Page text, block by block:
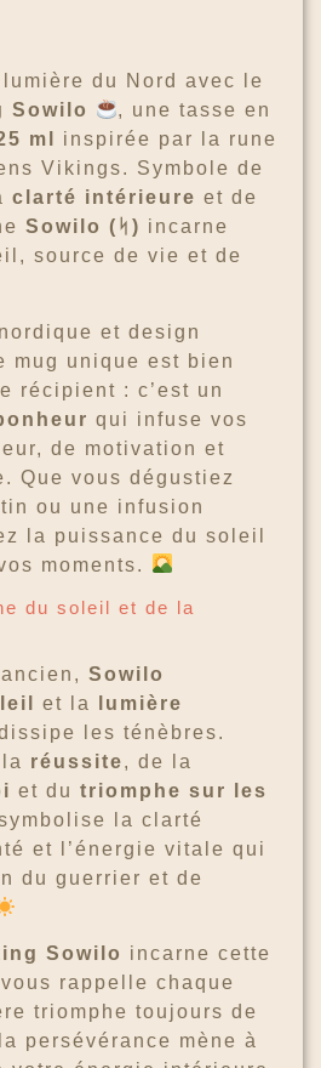
du Nord avec le
Sowilo
, une tasse en
ml
inspirée par la rune
Vikings. Symbole de
clarté intérieure et de
Sowilo (ᛋ) incarne
source de vie et de
et design
mug unique est bien
récipient : c’est un
qui infuse vos
de motivation et
Que vous dégustiez
ou une infusion
la puissance du soleil
moments.
du soleil et de la
Sowilo
et la
lumière
les ténèbres.
réussite, de la
et du triomphe sur les
la clarté
et l’énergie vitale qui
du guerrier et de
Sowilo incarne cette
rappelle chaque
triomphe toujours de
persévérance mène à